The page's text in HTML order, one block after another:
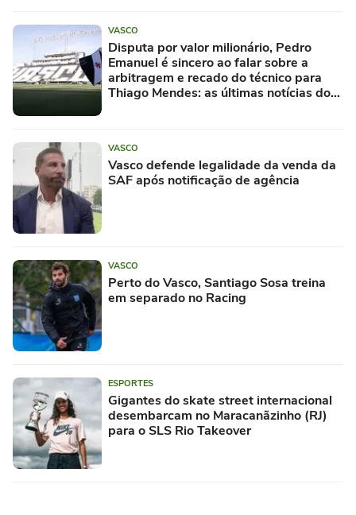
VASCO
Disputa por valor milionário, Pedro
Emanuel é sincero ao falar sobre a
arbitragem e recado do técnico para
Thiago Mendes: as últimas notícias do
VASCO
Vasco defende legalidade da venda da
SAF após notificação de agência
VASCO
Perto do Vasco, Santiago Sosa treina
em separado no Racing
ESPORTES
Gigantes do skate street internacional
desembarcam no Maracanãzinho (RJ)
para o SLS Rio Takeover